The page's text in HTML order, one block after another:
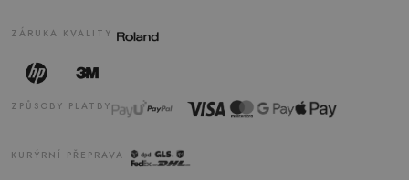
ZÁRUKA KVALITY
KURÝRNÍ PŘEPRAVA
ZPŮSOBY PLATBY